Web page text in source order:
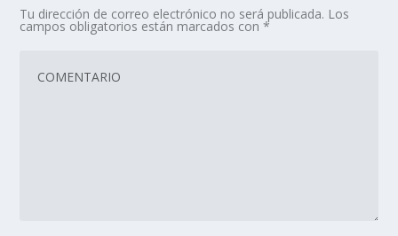
Tu dirección de correo electrónico no será publicada. Los
campos obligatorios están marcados con*